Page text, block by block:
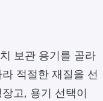
보관 용기를 골라
적절한 재질을 선
고, 용기 선택이